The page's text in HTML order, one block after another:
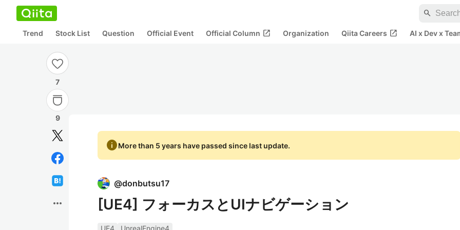
search
Trend Stock List Question Official Event Official Column open_in_new Organization Qiita Careers open_in_new AI x Dev x
7
9
more_horiz
infoMore than 5 years have passed since last update.
@donbutsu17
[UE4] フォーカスとUIナビゲーション
UE4
UnrealEngine4